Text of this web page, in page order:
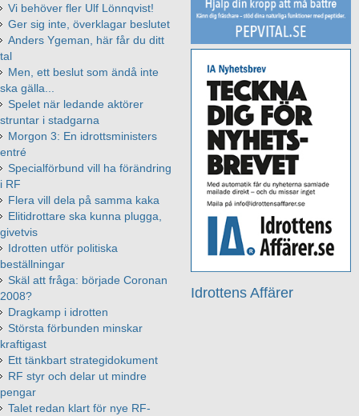
Idrottens Affärer
Vi behöver fler Ulf Lönnqvist!
Ger sig inte, överklagar beslutet
Anders Ygeman, här får du ditt
tal
Men, ett beslut som ändå inte
ska gälla...
Spelet när ledande aktörer
struntar i stadgarna
Morgon 3: En idrottsministers
entré
Specialförbund vill ha förändring
i RF
Flera vill dela på samma kaka
Elitidrottare ska kunna plugga,
givetvis
Idrotten utför politiska
beställningar
Skäl att fråga: började Coronan
2008?
Dragkamp i idrotten
Största förbunden minskar
kraftigast
Ett tänkbart strategidokument
RF styr och delar ut mindre
pengar
Talet redan klart för nye RF-